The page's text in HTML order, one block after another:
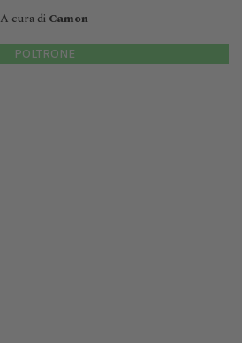
A cura di Camon
POLTRONE